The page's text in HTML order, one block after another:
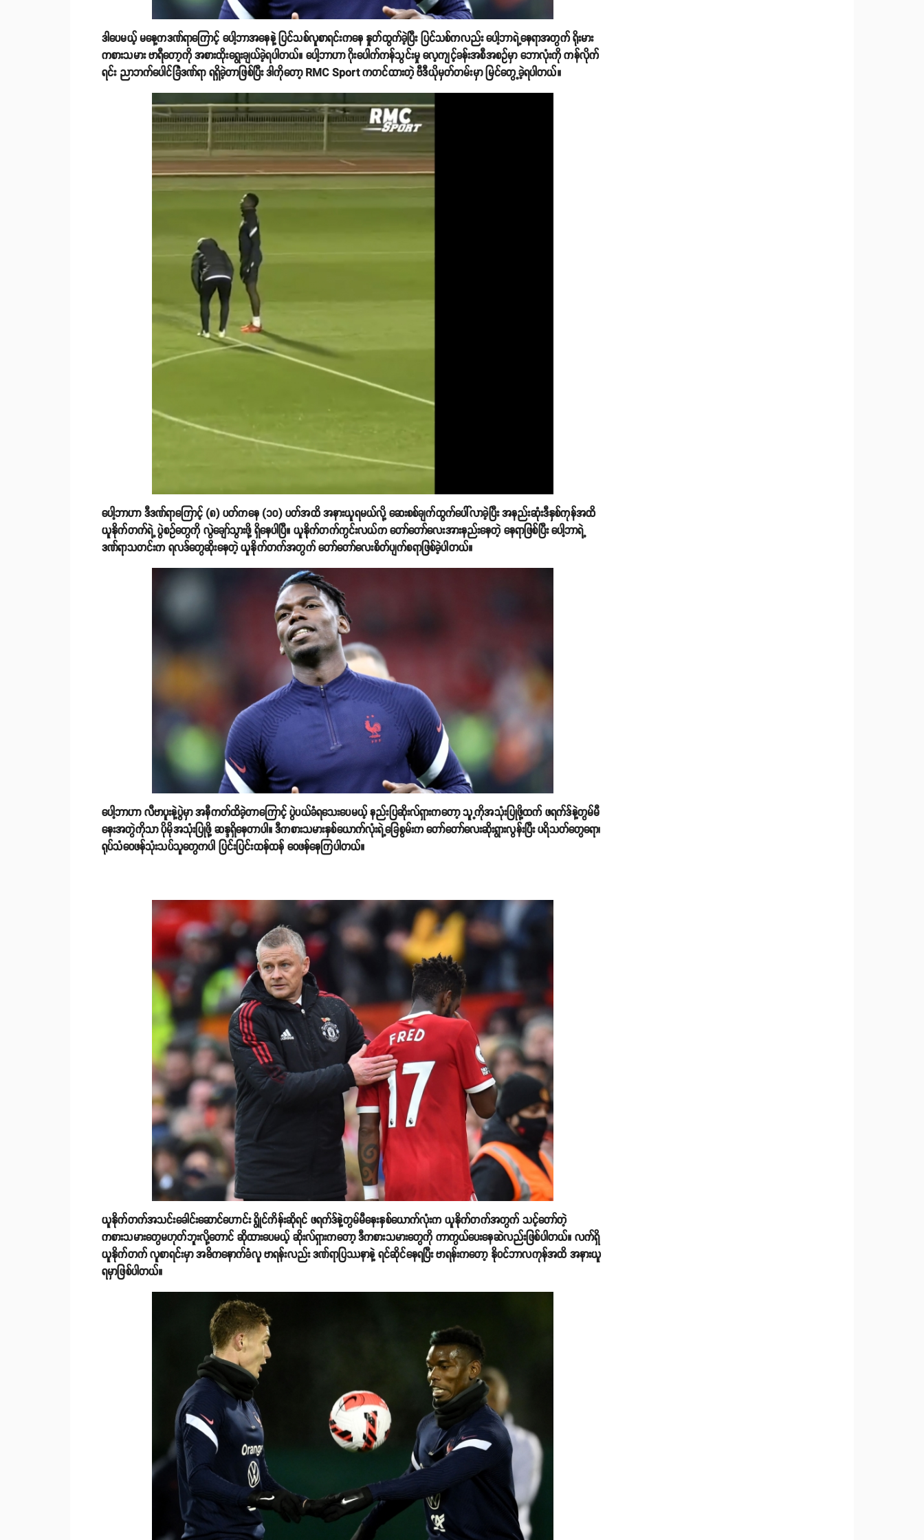
ဒါပေမယ့် မနေ့ကဒဏ်ရာကြောင့် ပေါ့ဘာအနေနဲ့ ပြင်သစ်လူစာရင်းကနေ နှုတ်ထွက်ခဲ့ပြီး ပြင်သစ်ကလည်း ပေါ့ဘာရဲ့နေရာအတွက် ရိုးမား
ကစားသမား ဗာရီတော့ကို အစားထိုးရွေးချယ်ခဲ့ရပါတယ်။ ပေါ့ဘာဟာ ဂိုးပေါက်ကန်သွင်းမှု လေ့ကျင့်ခန်းအစီအစဥ်မှာ ဘောလုံးကို ကန်လိုက်
ရင်း ညာဘက်ပေါင်ခြံဒဏ်ရာ ရရှိခဲ့တာဖြစ်ပြီး ဒါကိုတော့ RMC Sport ကတင်ထားတဲ့ ဗီဒီယိုမှတ်တမ်းမှာ မြင်တွေ့ခဲ့ရပါတယ်။
ပေါ့ဘာဟာ ဒီဒဏ်ရာကြောင့် (၈) ပတ်ကနေ (၁၀) ပတ်အထိ အနားယူရမယ်လို့ ဆေးစစ်ချက်ထွက်ပေါ်လာခဲ့ပြီး အနည်းဆုံးဒီနှစ်ကုန်အထိ
ယူနိုက်တက်ရဲ့ ပွဲစဥ်တွေကို လွဲချော်သွားဖို့ ရှိနေပါပြီ။ ယူနိုက်တက်ကွင်းလယ်က တော်တော်လေးအားနည်းနေတဲ့ နေရာဖြစ်ပြီး ပေါ့ဘာရဲ့
ဒဏ်ရာသတင်းက ရလဒ်တွေဆိုးနေတဲ့ ယူနိုက်တက်အတွက် တော်တော်လေးစိတ်ပျက်စရာဖြစ်ခဲ့ပါတယ်။
ပေါ့ဘာဟာ လီဗာပူးနဲ့ပွဲမှာ အနီကတ်ထိခဲ့တာကြောင့် ပွဲပယ်ခံရသေးပေမယ့် နည်းပြဆိုးလ်ရှားကတော့ သူ့ကိုအသုံးပြုဖို့ထက် ဖရက်ဒ်နဲ့တွမ်မီ
နေးအတွဲကိုသာ ပိုမိုအသုံးပြုဖို့ ဆန္ဒရှိနေတာပါ။ ဒီကစားသမားနှစ်ယောက်လုံးရဲ့ခြေစွမ်းက တော်တော်လေးဆိုးရွားလွန်းပြီး ပရိသတ်တွေရော၊
ရုပ်သံဝေဖန်သုံးသပ်သူတွေကပါ ပြင်းပြင်းထန်ထန် ဝေဖန်နေကြပါတယ်။
ယူနိုက်တက်အသင်းခေါင်းဆောင်ဟောင်း ရွိုင်ကိန်းဆိုရင် ဖရက်ဒ်နဲ့တွမ်မီနေးနှစ်ယောက်လုံးက ယူနိုက်တက်အတွက် သင့်တော်တဲ့
ကစားသမားတွေမဟုတ်ဘူးလို့တောင် ဆိုထားပေမယ့် ဆိုးလ်ရှားကတော့ ဒီကစားသမားတွေကို ကာကွယ်ပေးနေဆဲလည်းဖြစ်ပါတယ်။ လက်ရှိ
ယူနိုက်တက် လူစာရင်းမှာ အဓိကနောက်ခံလူ ဗာရန်းလည်း ဒဏ်ရာပြဿနာနဲ့ ရင်ဆိုင်နေရပြီး ဗာရန်းကတော့ နိုဝင်ဘာလကုန်အထိ အနားယူ
ရမှာဖြစ်ပါတယ်။